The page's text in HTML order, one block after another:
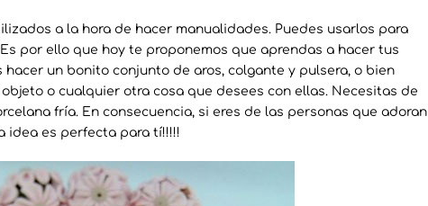
a la hora de hacer manualidades. Puedes usarlos para
por ello que hoy te proponemos que aprendas a hacer tus
un bonito conjunto de aros, colgante y pulsera, o bien
o cualquier otra cosa que desees con ellas. Necesitas de
fría. En consecuencia, si eres de las personas que adoran
idea es perfecta para tí!!!!!